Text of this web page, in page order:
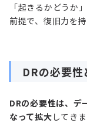
「起きるかどうか
前提で、復旧力を
DRの必要
DRの必要性は、デ
なって拡大 してき